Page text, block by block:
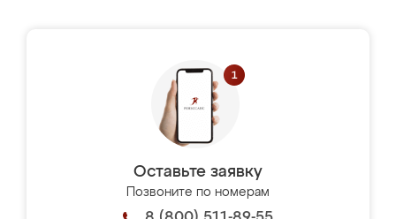
Оставьте заявку
Позвоните по номерам